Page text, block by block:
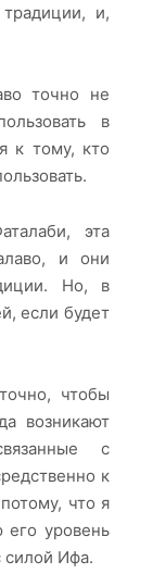
и,
точно не
в
к тому, кто
эта
и они
Но, в
если будет
чтобы
возникают
с
к
что я
его уровень
силой Ифа.